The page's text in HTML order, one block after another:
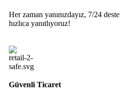
Her zaman yanınızdayız, 7/24
hızlıca yanıtlıyoruz!
Güvenli Ticaret